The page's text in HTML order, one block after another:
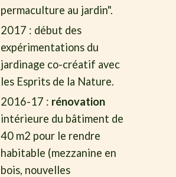
permaculture au jardin".
2017 : début des
expérimentations du
jardinage co-créatif avec
les Esprits de la Nature.
2016-17 : rénovation
intérieure du bâtiment de
40 m2 pour le rendre
habitable (mezzanine en
bois, nouvelles